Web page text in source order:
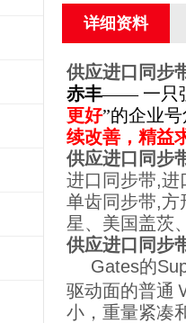
详细资料
供应进口同步
赤丰—— 一只
更好”的企业
续改善，精益
供应进口同步
进口同步带,进
单齿同步带,方
星、美国盖茨
供应进口同步
Gates的
驱动面的普通
小，重量紧凑